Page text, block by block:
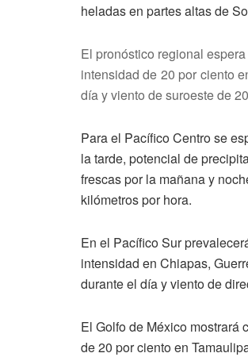
heladas en partes altas de
El pronóstico regional
intensidad de 20 por ciento
día y viento de suroeste de
Para el Pacífico Centro se
la tarde, potencial de
frescas por la mañana y
kilómetros por hora.
En el Pacífico Sur
intensidad en Chiapas,
durante el día y viento de
El Golfo de México
de 20 por ciento en